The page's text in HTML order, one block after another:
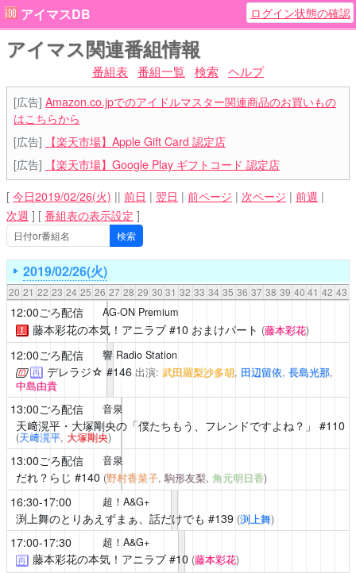
アイマスDB ログイン状態の確認
アイマス関連番組情報
番組表 番組一覧 検索 ヘルプ
[広告] Amazon.co.jpでのアイドルマスター関連商品のお買いもの
はこちらから
[広告]
【楽天市場】Apple Gift Card 認定店
[広告]
【楽天市場】Google Play ギフトコード 認定店
[ 今日2019/02/26(火) || 前日 | 翌日 | 前ページ | 次ページ | 前週 |
次週 ] [ 番組表の表示設定 ]
2019/02/26(火)
20 21 22 23 24 25 26 27 28 29 30 31 32 33 34 35 36 37 38 39 40 41 42 43
12:00ごろ配信 AG-ON Premium
！ 藤本彩花の本気！アニラブ#10 おまけパート (藤本彩花)
12:00ごろ配信 響 Radio Station
再 デレラジ☆ #146 出演: 武田羅梨沙多胡, 田辺留依, 長島光那,
中島由貴
13:00ごろ配信 音泉
天﨑滉平・大塚剛央の「僕たちもう、フレンドですよね？」 #110
(天﨑滉平, 大塚剛央)
13:00ごろ配信 音泉
だれ？らじ #140 (野村香菜子, 駒形友梨, 角元明日香)
16:30-17:00 超！A&G+
渕上舞のとりあえずまぁ、話だけでも #139 (渕上舞)
17:00-17:30 超！A&G+
再 藤本彩花の本気！アニラブ#10 (藤本彩花)